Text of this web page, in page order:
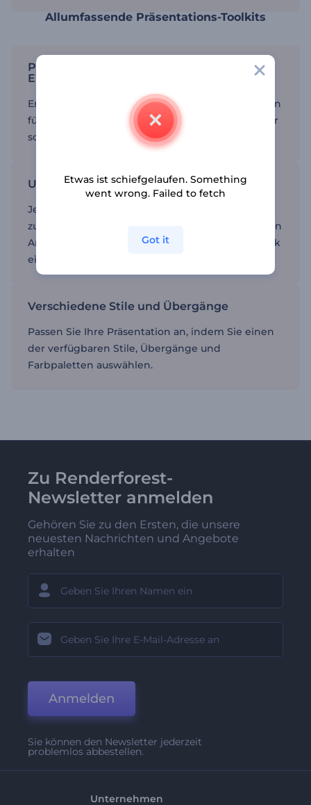
Allumfassende Präsentations-Toolkits
Präsentationen für verschiedene
Einstellungen einbinden
Erstellen Sie aussagekräftige Videopräsentationen
für Firmenmeetings, Social Media Marketing oder
sogar Video-Kanäle
Umfassende Szenensammlungen
Jede Vorlage wird mit einer Vielzahl von Szenen
zur Auswahl gestellt. Suchen Sie die gewünschten
Artikel und fügen Sie sie mit einem einzigen Klick
ein.
Verschiedene Stile und Übergänge
Passen Sie Ihre Präsentation an, indem Sie einen
der verfügbaren Stile, Übergänge und
Farbpaletten auswählen.
Zu Renderforest-
Newsletter anmelden
Gehören Sie zu den Ersten, die unsere
neuesten Nachrichten und Angebote
erhalten
Anmelden
Sie können den Newsletter jederzeit
problemlos abbestellen.
Unternehmen
Etwas ist schiefgelaufen. Something
went wrong. Failed to fetch
Got it